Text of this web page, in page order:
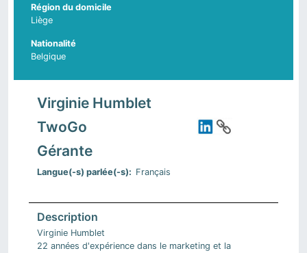
Région du domicile
Liège
Nationalité
Belgique
Virginie Humblet
TwoGo
Gérante
Langue(-s) parlée(-s) Français
Virginie Humblet
22 années d'expérience dans le marketing et la